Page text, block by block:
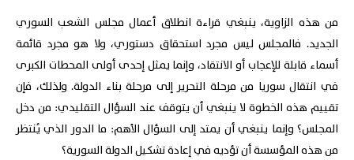
من هذه الزاوية، ينبغي قراءة انطلاق أعمال مجلس الشعب السوري
الجديد. فالمجلس ليس مجرد استحقاق دستوري، ولا هو مجرد قائمة
أسماء قابلة للإعجاب أو الانتقاد، وإنما يمثل إحدى أولى المحطات الكبرى
في انتقال سوريا من مرحلة التحرير إلى مرحلة بناء الدولة. ولذلك، فإن
تقييم هذه الخطوة لا ينبغي أن يتوقف عند السؤال التقليدي: من دخل
المجلس؟ وإنما ينبغي أن يمتد إلى السؤال الأهم: ما الدور الذي يُنتظر
من هذه المؤسسة أن تؤديه في إعادة تشكيل الدولة السورية؟